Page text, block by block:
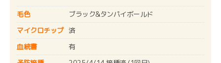
毛色
ブラック&タンパイボールド
マイクロチップ 済
血統書
有